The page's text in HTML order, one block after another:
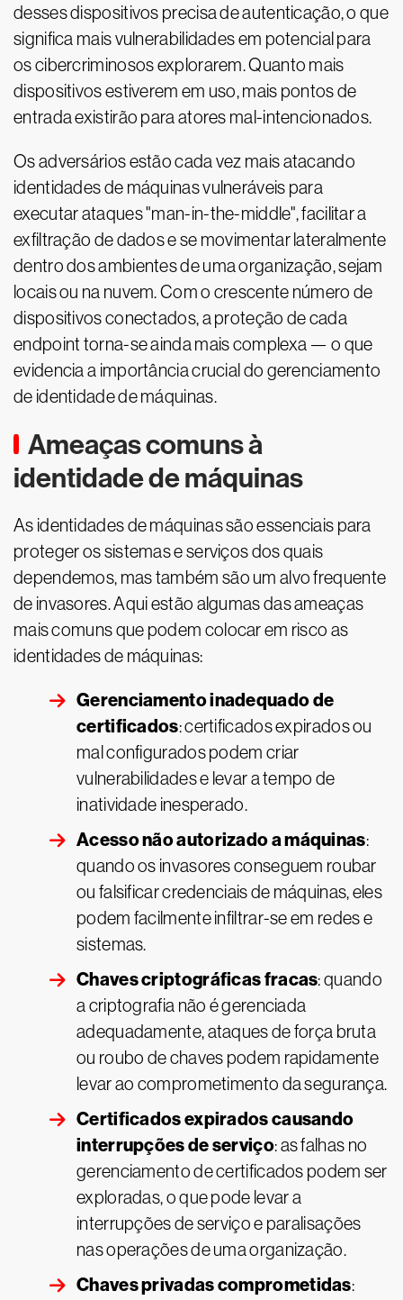
desses dispositivos precisa de autenticação, o que
significa mais vulnerabilidades em potencial para
os cibercriminosos explorarem. Quanto mais
dispositivos estiverem em uso, mais pontos de
entrada existirão para atores mal-intencionados.
Os adversários estão cada vez mais atacando
identidades de máquinas vulneráveis para
executar ataques "man-in-the-middle", facilitar a
exfiltração de dados e se movimentar lateralmente
dentro dos ambientes de uma organização, sejam
locais ou na nuvem. Com o crescente número de
dispositivos conectados, a proteção de cada
endpoint torna-se ainda mais complexa — o que
evidencia a importância crucial do gerenciamento
de identidade de máquinas.
Ameaças comuns à
identidade de máquinas
As identidades de máquinas são essenciais para
proteger os sistemas e serviços dos quais
dependemos, mas também são um alvo frequente
de invasores. Aqui estão algumas das ameaças
mais comuns que podem colocar em risco as
identidades de máquinas:
Gerenciamento inadequado de
certificados: certificados expirados ou
mal configurados podem criar
vulnerabilidades e levar a tempo de
inatividade inesperado.
Acesso não autorizado a máquinas:
quando os invasores conseguem roubar
ou falsificar credenciais de máquinas, eles
podem facilmente infiltrar-se em redes e
sistemas.
Chaves criptográficas fracas: quando
a criptografia não é gerenciada
adequadamente, ataques de força bruta
ou roubo de chaves podem rapidamente
levar ao comprometimento da segurança.
Certificados expirados causando
interrupções de serviço: as falhas no
gerenciamento de certificados podem ser
exploradas, o que pode levar a
interrupções de serviço e paralisações
nas operações de uma organização.
Chaves privadas comprometidas: